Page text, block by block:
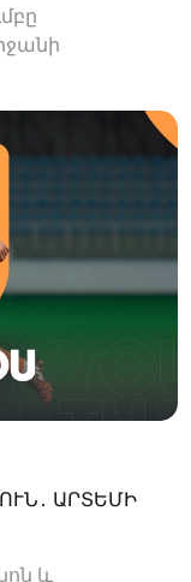
ԱՐՏԵՄԻ
և